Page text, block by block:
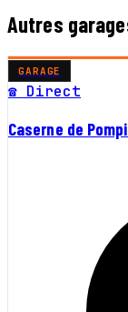
Autres
GARAGE
☎ Direct
Caserne de